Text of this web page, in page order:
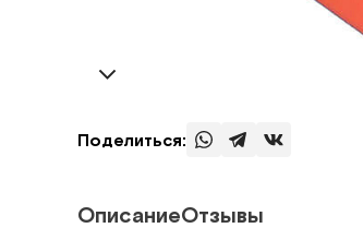
Поделиться:
ОписаниеОтзывы